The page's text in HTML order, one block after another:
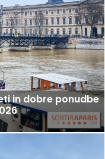
in dobre ponudbe